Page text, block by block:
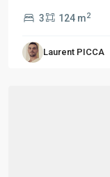
3 124 m2
Laurent PICCA